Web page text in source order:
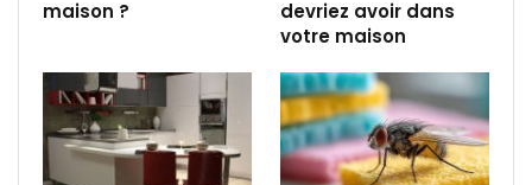
maison ?
devriez avoir dans
votre maison